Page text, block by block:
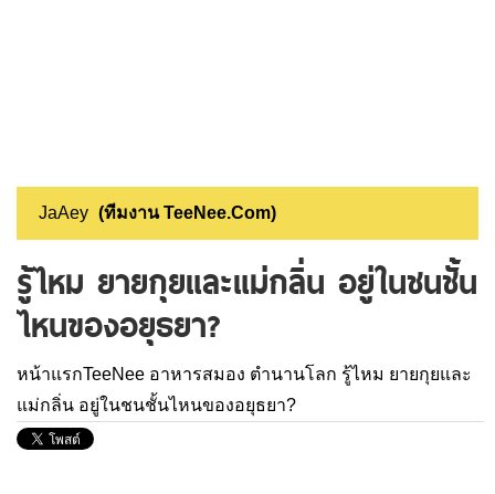
JaAey (ทีมงาน TeeNee.Com)
รู้ไหม ยายกุยและแม่กลิ่น อยู่ในชนชั้น
ไหนของอยุธยา?
หน้าแรกTeeNee อาหารสมอง ตำนานโลก รู้ไหม ยายกุยและ
แม่กลิ่น อยู่ในชนชั้นไหนของอยุธยา?